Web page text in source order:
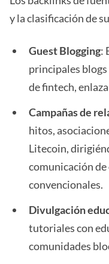
y la clasificación de
Guest Blogging:
principales
de fintech,
Campañas de
hitos,
Litecoin,
comunicación
convencionales.
Divulgación
tutoriales con
comunidades